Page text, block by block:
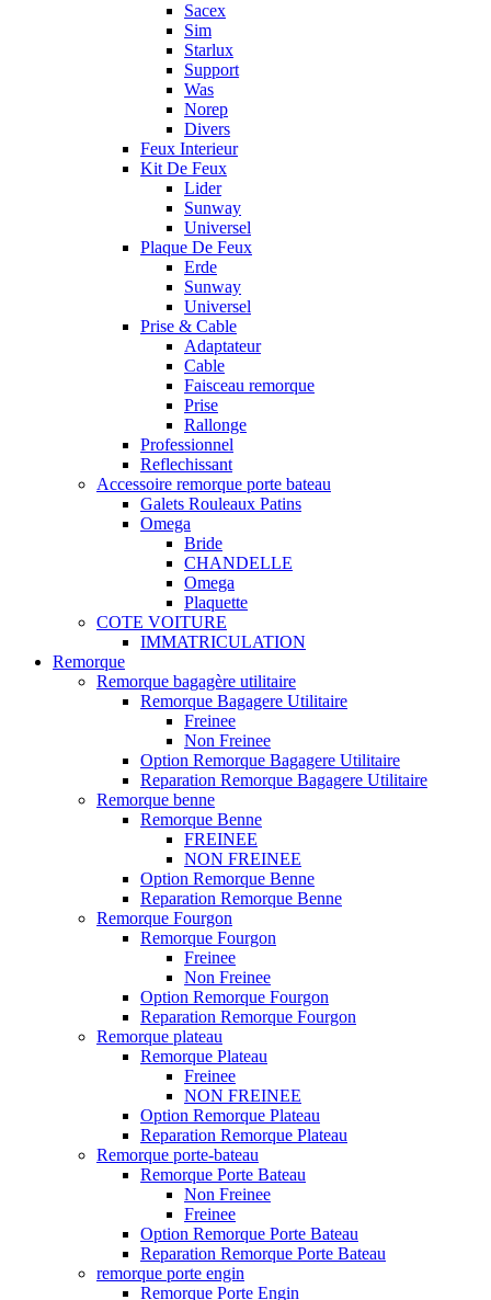
Sacex
Sim
Starlux
Support
Was
Norep
Divers
Feux Interieur
Kit De Feux
Lider
Sunway
Universel
Plaque De Feux
Erde
Sunway
Universel
Prise & Cable
Adaptateur
Cable
Faisceau remorque
Prise
Rallonge
Professionnel
Reflechissant
Accessoire remorque porte bateau
Galets Rouleaux Patins
Omega
Bride
CHANDELLE
Omega
Plaquette
COTE VOITURE
IMMATRICULATION
Remorque
Remorque bagagère utilitaire
Remorque Bagagere Utilitaire
Freinee
Non Freinee
Option Remorque Bagagere Utilitaire
Reparation Remorque Bagagere Utilitaire
Remorque benne
Remorque Benne
FREINEE
NON FREINEE
Option Remorque Benne
Reparation Remorque Benne
Remorque Fourgon
Remorque Fourgon
Freinee
Non Freinee
Option Remorque Fourgon
Reparation Remorque Fourgon
Remorque plateau
Remorque Plateau
Freinee
NON FREINEE
Option Remorque Plateau
Reparation Remorque Plateau
Remorque porte-bateau
Remorque Porte Bateau
Non Freinee
Freinee
Option Remorque Porte Bateau
Reparation Remorque Porte Bateau
remorque porte engin
Remorque Porte Engin